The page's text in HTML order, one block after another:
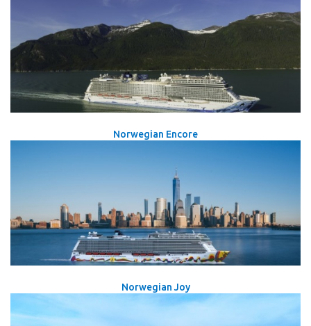
Norwegian Encore
Norwegian Joy